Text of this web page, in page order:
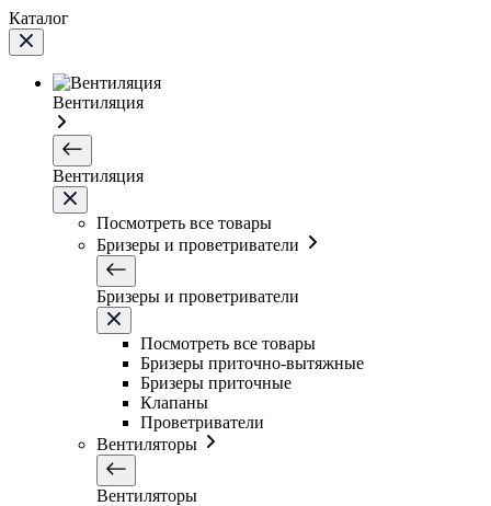
Каталог
Вентиляция
Вентиляция
Посмотреть все товары
Бризеры и проветриватели
Бризеры и проветриватели
Посмотреть все товары
Бризеры приточно-вытяжные
Бризеры приточные
Клапаны
Проветриватели
Вентиляторы
Вентиляторы